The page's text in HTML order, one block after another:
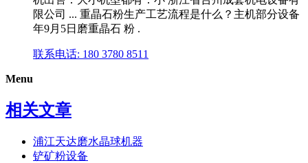
限公司 ... 重晶石粉生产工艺流程是什么？主机部分设备
年9月5日磨重晶石 粉 .
联系电话: 180 3780 8511
Menu
相关文章
浦江天达磨水晶球机器
铲矿粉设备